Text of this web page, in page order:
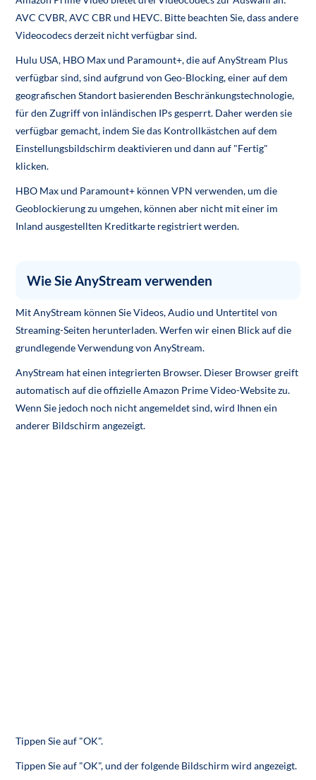
AVC CVBR, AVC CBR und HEVC. Bitte beachten Sie, dass andere
Videocodecs derzeit nicht verfügbar sind.
Hulu USA, HBO Max und Paramount+, die auf AnyStream Plus
verfügbar sind, sind aufgrund von Geo-Blocking, einer auf dem
geografischen Standort basierenden Beschränkungstechnologie,
für den Zugriff von inländischen IPs gesperrt. Daher werden sie
verfügbar gemacht, indem Sie das Kontrollkästchen auf dem
Einstellungsbildschirm deaktivieren und dann auf "Fertig"
klicken.
HBO Max und Paramount+ können VPN verwenden, um die
Geoblockierung zu umgehen, können aber nicht mit einer im
Inland ausgestellten Kreditkarte registriert werden.
Wie Sie AnyStream verwenden
Mit AnyStream können Sie Videos, Audio und Untertitel von
Streaming-Seiten herunterladen. Werfen wir einen Blick auf die
grundlegende Verwendung von AnyStream.
AnyStream hat einen integrierten Browser. Dieser Browser greift
automatisch auf die offizielle Amazon Prime Video-Website zu.
Wenn Sie jedoch noch nicht angemeldet sind, wird Ihnen ein
anderer Bildschirm angezeigt.
Tippen Sie auf "OK".
Tippen Sie auf "OK", und der folgende Bildschirm wird angezeigt.